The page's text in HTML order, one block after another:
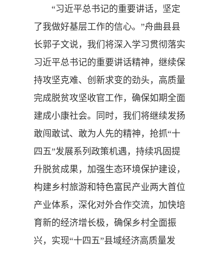
“习近平总书记的重要讲话，坚定
了我做好基层工作的信心。”舟曲县县
长郭子文说，我们将深入学习贯彻落实
习近平总书记的重要讲话精神，继续保
持攻坚克难、创新求变的劲头，高质量
完成脱贫攻坚收官工作，确保如期全面
建成小康社会。同时，我们将继续发扬
敢闯敢试、敢为人先的精神，抢抓“十
四五”发展系列政策机遇，持续巩固提
升脱贫成果，加强生态环境保护建设，
构建乡村旅游和特色富民产业两大首位
产业体系，深化对外合作交流，加快培
育新的经济增长极，确保乡村全面振
兴，实现“十四五”县域经济高质量发